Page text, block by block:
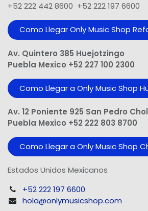
+52 222 442 8600 +52 222 197 6600
Como Llegar Only Music Shop​
Av. Quintero 385 Huejotzingo
Puebla Mexico +52 227 100 2300
Como Llegar a Only Music Shop
Av. 12 Poniente 925 San Pedro
Puebla Mexico +52 222 803 8700
Como Llegar a Only Music Shop
Estados Unidos Mexicanos
+52 222 197 6600
hola@onlymusicshop.com